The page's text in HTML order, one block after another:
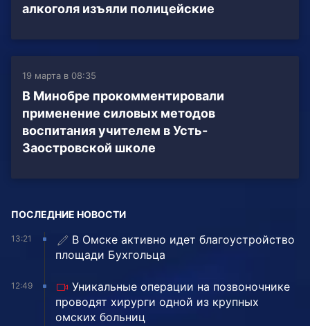
алкоголя изъяли полицейские
19 марта в 08:35
В Минобре прокомментировали
применение силовых методов
воспитания учителем в Усть-
Заостровской школе
ПОСЛЕДНИЕ НОВОСТИ
13:21
В Омске активно идет благоустройство
площади Бухгольца
12:49
Уникальные операции на позвоночнике
проводят хирурги одной из крупных
омских больниц